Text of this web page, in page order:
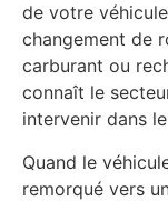
de votre
changement de
carburant ou
connaît le
intervenir dans
Quand le
remorqué vers